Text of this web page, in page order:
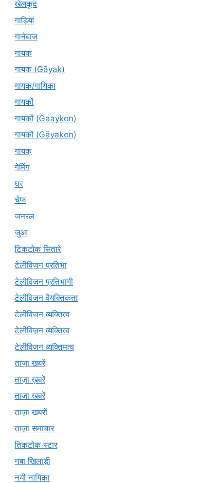
खेलकूद
गाड़ियां
गानेबाज
गायक
गायक (Gāyak)
गायक/गायिका
गायकों
गायकों (Gaaykon)
गायकों (Gāyakon)
गायक्
गेमिंग
घर
चेफ
जनरल
जुआ
टिकटोक सितारे
टेलीविजन प्रतिभा
टेलीविजन प्रतिभागी
टेलीविजन वैयक्तिकता
टेलीविजन व्यक्तित्व
टेलीविज़न व्यक्तित्व
टेलीविजन व्यक्तिमत्व
ताज़ा खबरें
ताज़ा ख़बरें
ताजा खबरें
ताज़ा खबरों
ताज़ा समाचार
तिकटोक स्टार
नबा खिलाड़ी
नयी नायिका